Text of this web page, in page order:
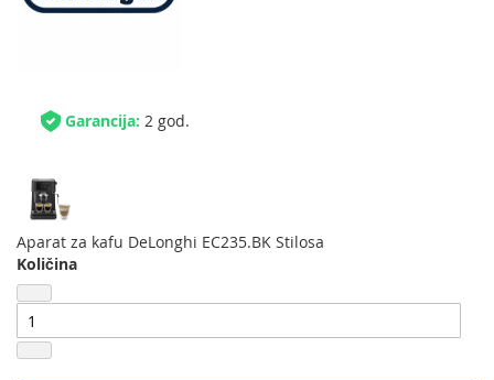
Garancija: 2 god.
Aparat za kafu DeLonghi EC235.BK Stilosa
Količina